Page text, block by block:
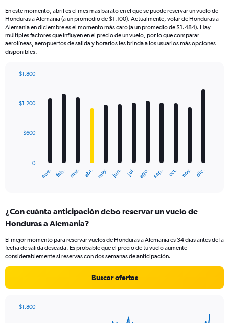
En este momento, abril es el mes más barato en el que se puede reservar un vuelo de
Honduras a Alemania (a un promedio de $1.100). Actualmente, volar de Honduras a
Alemania en diciembre es el momento más caro (a un promedio de $1.484). Hay
múltiples factores que influyen en el precio de un vuelo, por lo que comparar
aerolíneas, aeropuertos de salida y horarios les brinda a los usuarios más opciones
disponibles.
with
12
The
Range:
12
The
chart
axis
values.
ene. feb. mar. abr. may. jun. jul. ago. sep. oct. nov. dic.
0
$600
$1.200
$1.800
¿Con cuánta anticipación debo reservar un vuelo de
Honduras a Alemania?
El mejor momento para reservar vuelos de Honduras a Alemania es 34 días antes de la
fecha de salida deseada. Es probable que el precio de tu vuelo aumente
considerablemente si reservas con dos semanas de anticipación.
Buscar ofertas
$1.800